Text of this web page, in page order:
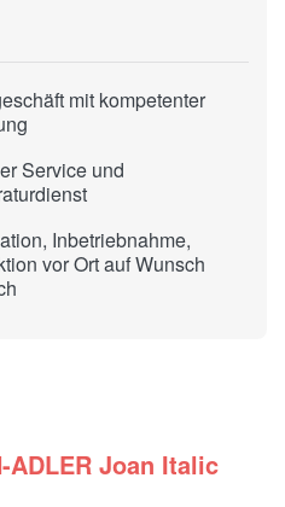
mit kompetenter
Service und
Inbetriebnahme,
vor Ort auf Wunsch
ADLER Joan Italic